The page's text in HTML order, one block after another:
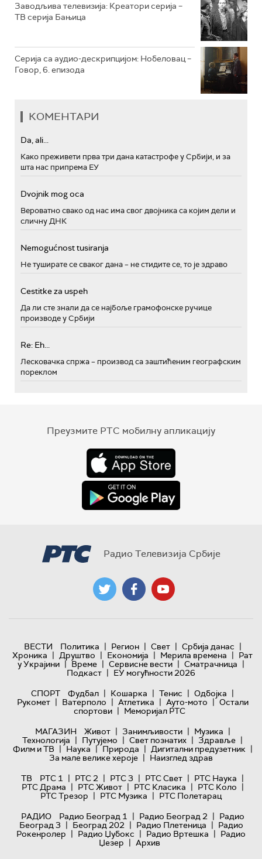
Заводљива телевизија: Креатори серија –
ТВ серија Бањица
Серија са аудио-дескрипцијом: Нобеловац –
Говор, 6. епизода
КОМЕНТАРИ
Da, ali...
Како преживети прва три дана катастрофе у Србији, и за
шта нас припрема ЕУ
Dvojnik mog oca
Вероватно свако од нас има свог двојника са којим дели и
сличну ДНК
Nemogućnost tusiranja
Не туширате се сваког дана – не стидите се, то је здраво
Cestitke za uspeh
Да ли сте знали да се најбоље грамофонске ручице
производе у Србији
Re: Eh...
Лесковачка спржа – производ са заштићеним географским
пореклом
Преузмите РТС мобилну апликацију
Радио Телевизија Србије
ВЕСТИ Политика | Регион | Свет | Србија данас |
Хроника | Друштво | Економија | Мерила времена | Рат
у Украјини | Време | Сервисне вести | Сматрачница |
Подкаст | ЕУ могућности 2026
СПОРТ
Фудбал | Кошарка | Тенис | Одбојка |
Рукомет | Ватерполо | Атлетика | Ауто-мото | Остали
спортови | Меморијал РТС
МАГАЗИН
Живот | Занимљивости | Музика |
Технологијa | Путујемо | Свет познатих | Здравље |
Филм и ТВ | Наука | Природа | Дигитални предузетник |
За мале велике хероје | Наизглед здрав
ТВ
РТС 1 | РТС 2 | РТС 3 | РТС Свет | РТС Наука |
РТС Драма | РТС Живот | РТС Класика | РТС Коло |
РТС Трезор | РТС Музика | РТС Полетарац
РАДИО
Радио Београд 1 | Радио Београд 2 | Радио
Београд 3 | Београд 202 | Радио Плетеница | Радио
Рокенролер | Радио Џубокс | Радио Вртешка | Радио
Џезер | Архив